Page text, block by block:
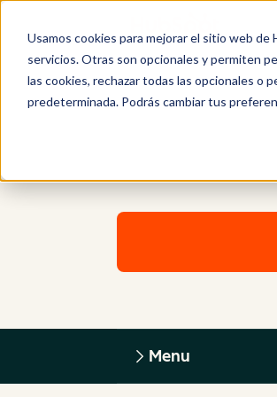
Usamos cookies para mejorar el sitio web
servicios. Otras son opcionales y permiten
las cookies, rechazar todas las opcionales o
predeterminada. Podrás cambiar tus
Menu